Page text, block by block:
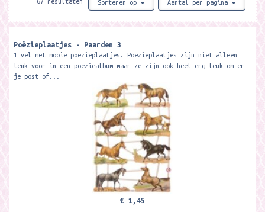
Sorteren op Aantal per pagina
Poëzieplaatjes - Paarden 3
1 vel met mooie poezieplaatjes. Poezieplaatjes zijn niet alleen
leuk voor in een poeziealbum maar ze zijn ook heel erg leuk om er
je post of...
€ 1,45